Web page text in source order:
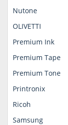
Nutone
OLIVETTI
Premium Ink
Premium Tape
Premium Tone
Printronix
Ricoh
Samsung